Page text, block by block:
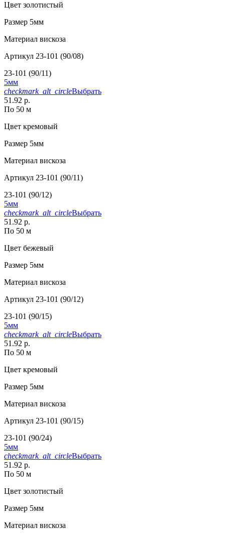
Цвет золотистый
Размер 5мм
Материал вискоза
Артикул 23-101 (90/08)
23-101 (90/11)
5мм
checkmark_alt_circleВыбрать
51.92 р.
По 50 м
Цвет кремовый
Размер 5мм
Материал вискоза
Артикул 23-101 (90/11)
23-101 (90/12)
5мм
checkmark_alt_circleВыбрать
51.92 р.
По 50 м
Цвет бежевый
Размер 5мм
Материал вискоза
Артикул 23-101 (90/12)
23-101 (90/15)
5мм
checkmark_alt_circleВыбрать
51.92 р.
По 50 м
Цвет кремовый
Размер 5мм
Материал вискоза
Артикул 23-101 (90/15)
23-101 (90/24)
5мм
checkmark_alt_circleВыбрать
51.92 р.
По 50 м
Цвет золотистый
Размер 5мм
Материал вискоза